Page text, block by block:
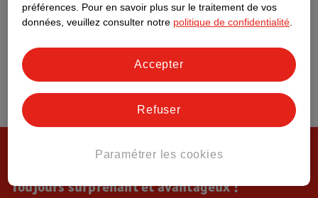
Toujours surprenant et avantageux !
préférences. Pour en savoir plus sur le traitement de vos
données, veuillez consulter notre politique de confidentialité
Paramétrer les cookies
Refuser
Accepter